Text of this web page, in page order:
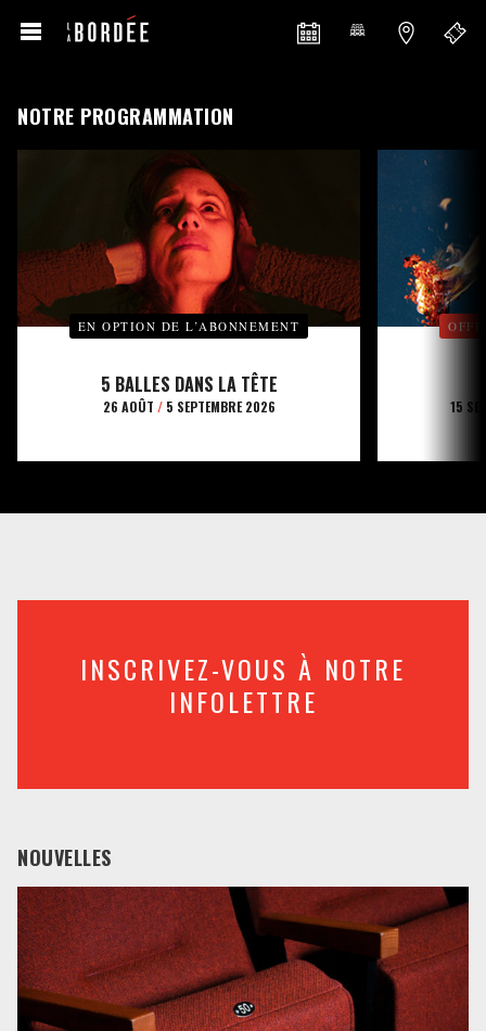
NOTRE PROGRAMMATION
EN OPTION DE L’ABONNEMENT
5 BALLES DANS LA TÊTE
26 AOÛT /5 SEPTEMBRE 2026 15
INSCRIVEZ-VOUS À NOTRE
INFOLETTRE
NOUVELLES